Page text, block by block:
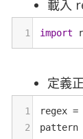
載入
1 import
定義
1 regex =
2
pattern